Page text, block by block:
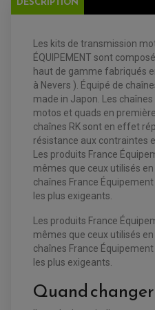
ENTRETIEN MOTO
ATELIER, PADDOCK, STAND
BOUGIE NGK
FILTRE A AIR
FILTRE A HUILE
FILTRE ET ACCESSOIRE
OUTILLAGE
PRODUIT D'ENTRETIEN
DISQUE DE FREIN ARRIERE
PLAQUETTE DE FREIN
EQUIPEMENT
Les kits de transmission
ÉQUIPEMENT sont
haut de gamme fabriqués
à Nevers ). Équipé de
made in Japon. Les
motos et quads en
chaînes RK sont en effet
résistance aux contraintes
Les produits France
mêmes que ceux utilisés
chaînes France
les plus exigeants.
Les produits France
mêmes que ceux utilisés
chaînes France
les plus exigeants.
Quand